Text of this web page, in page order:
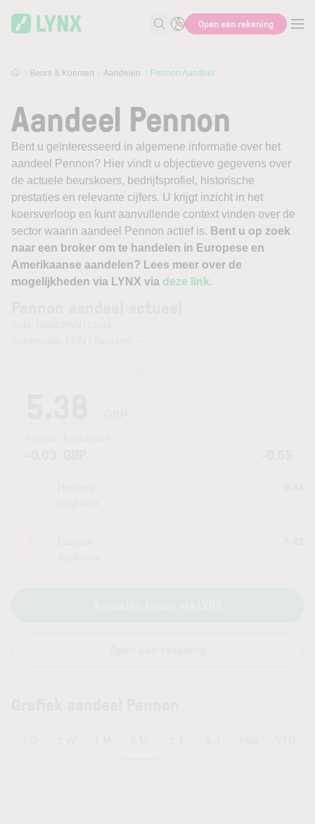
Zoek naar informatie
Open een rekening
Beurs & Koersen Aandelen Pennon Aandeel
Aandeel Pennon
Bent u geïnteresseerd in algemene informatie over het
aandeel Pennon? Hier vindt u objectieve gegevens over
de actuele beurskoers, bedrijfsprofiel, historische
prestaties en relevante cijfers. U krijgt inzicht in het
koersverloop en kunt aanvullende context vinden over de
sector waarin aandeel Pennon actief is. Bent u op zoek
naar een broker om te handelen in Europese en
Amerikaanse aandelen? Lees meer over de
mogelijkheden via LYNX via deze link.